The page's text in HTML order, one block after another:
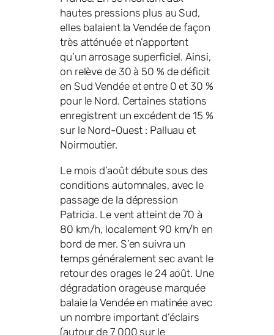
hautes pressions plus au Sud,
elles balaient la Vendée de façon
très atténuée et n’apportent
qu’un arrosage superficiel. Ainsi,
on relève de 30 à 50 % de déficit
en Sud Vendée et entre 0 et 30 %
pour le Nord. Certaines stations
enregistrent un excédent de 15 %
sur le Nord-Ouest : Palluau et
Noirmoutier.
Le mois d’août débute sous des
conditions automnales, avec le
passage de la dépression
Patricia. Le vent atteint de 70 à
80 km/h, localement 90 km/h en
bord de mer. S’en suivra un
temps généralement sec avant le
retour des orages le 24 août. Une
dégradation orageuse marquée
balaie la Vendée en matinée avec
un nombre important d’éclairs
(autour de 7 000 sur le